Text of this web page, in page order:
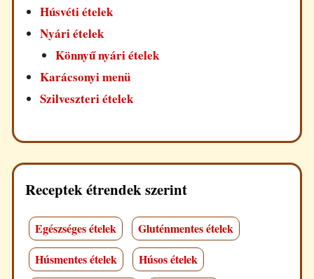
Húsvéti ételek
Nyári ételek
Könnyű nyári ételek
Karácsonyi menü
Szilveszteri ételek
Receptek étrendek szerint
Egészséges ételek
Gluténmentes ételek
Húsmentes ételek
Húsos ételek